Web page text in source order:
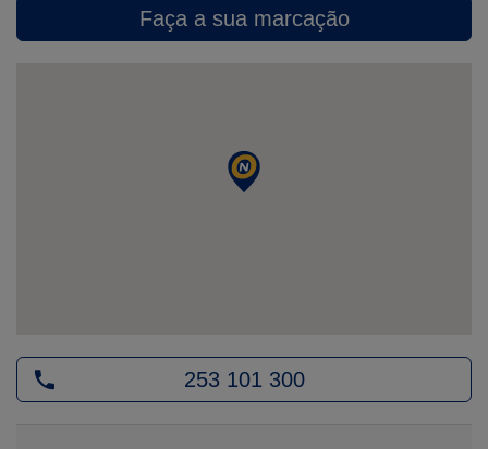
Faça a sua marcação
253 101 300